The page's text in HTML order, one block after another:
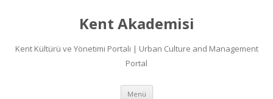
Kent Akademisi
Kent Kültürü ve Yönetimi Portalı | Urban Culture and Management
Portal
Menü İçeriğe